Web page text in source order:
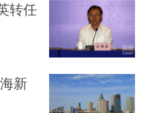
转任
新